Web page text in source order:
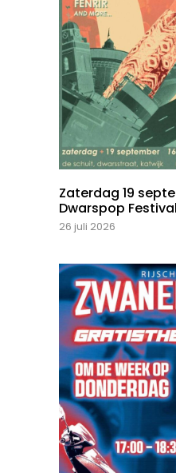
Zaterdag 19
Dwarspop
26 juli 2026